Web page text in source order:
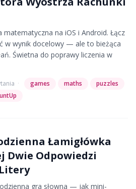
na iOS i Android. Łącz
w wynik docelowy — ale to bieżąca
Świetna do poprawy liczenia w
· games maths
puzzles
Łamigłówka
Dwie Odpowiedzi
gra słowna — jak mini-